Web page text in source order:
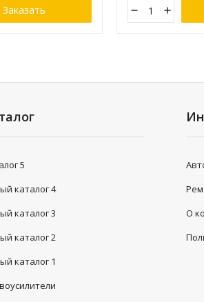
Заказать
5
каталог 4
каталог 3
каталог 2
каталог 1
О